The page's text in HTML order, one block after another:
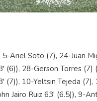
Ariel Soto (7), 24-Juan
(6)), 28-Gerson Torres
(7)), 10-Yeltsin Tejeda
Jairo Ruiz 63' (6.5)), 9-